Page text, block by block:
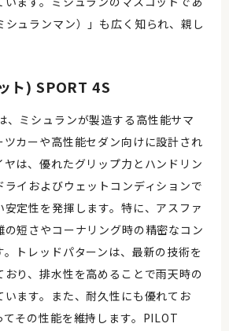
シュランマン）」も広く知られ、親し
ト) SPORT 4S
、ミシュランが製造する高性能サマ
ツカーや高性能セダン向けに設計され
は、優れたグリップ力とハンドリン
イおよびウェットコンディションで
定性を発揮します。特に、アスファ
の短さやコーナリング時の精密なコン
。トレッドパターンは、最新の技術を
り、排水性を高めることで雨天時の
ます。また、耐久性にも優れてお
てその性能を維持します。PILOT